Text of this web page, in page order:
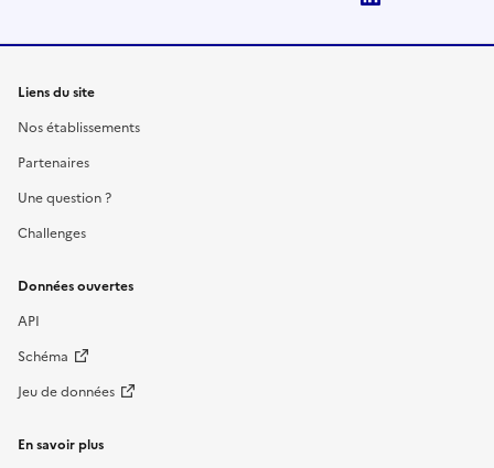
Liens du site
Nos établissements
Partenaires
Une question ?
Challenges
Données ouvertes
API
Schéma
Jeu de données
En savoir plus